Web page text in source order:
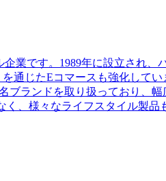
企業です。1989年に設立され
通じたEコマースも強化し
ブランドを取り扱っており、
、様々なライフスタイル製